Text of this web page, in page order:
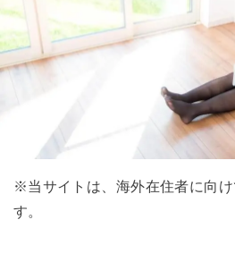
※当サイトは、海外在住者に向
す。